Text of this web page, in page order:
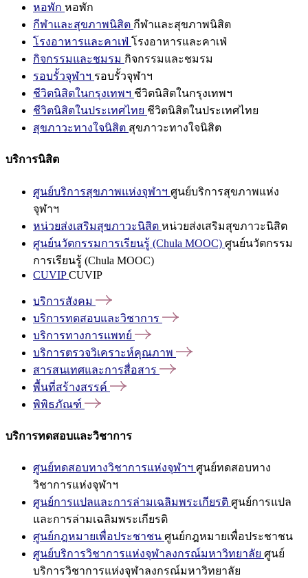
หอพัก หอพัก
กีฬาและสุขภาพนิสิต กีฬาและสุขภาพนิสิต
โรงอาหารและคาเฟ่ โรงอาหารและคาเฟ่
กิจกรรมและชมรม กิจกรรมและชมรม
รอบรั้วจุฬาฯ รอบรั้วจุฬาฯ
ชีวิตนิสิตในกรุงเทพฯ ชีวิตนิสิตในกรุงเทพฯ
ชีวิตนิสิตในประเทศไทย ชีวิตนิสิตในประเทศไทย
สุขภาวะทางใจนิสิต สุขภาวะทางใจนิสิต
บริการนิสิต
ศูนย์บริการสุขภาพแห่งจุฬาฯ ศูนย์บริการสุขภาพแห่ง
จุฬาฯ
หน่วยส่งเสริมสุขภาวะนิสิต หน่วยส่งเสริมสุขภาวะนิสิต
ศูนย์นวัตกรรมการเรียนรู้ (Chula MOOC) ศูนย์นวัตกรรม
การเรียนรู้ (Chula MOOC)
CUVIPCUVIP
บริการสังคม
บริการทดสอบและวิชาการ
บริการทางการแพทย์
บริการตรวจวิเคราะห์คุณภาพ
สารสนเทศและการสื่อสาร
พื้นที่สร้างสรรค์
พิพิธภัณฑ์
บริการทดสอบและวิชาการ
ศูนย์ทดสอบทางวิชาการแห่งจุฬาฯ ศูนย์ทดสอบทาง
วิชาการแห่งจุฬาฯ
ศูนย์การแปลและการล่ามเฉลิมพระเกียรติ ศูนย์การแปล
และการล่ามเฉลิมพระเกียรติ
ศูนย์กฎหมายเพื่อประชาชน ศูนย์กฎหมายเพื่อประชาชน
ศูนย์บริการวิชาการแห่งจุฬาลงกรณ์มหาวิทยาลัย ศูนย์
บริการวิชาการแห่งจุฬาลงกรณ์มหาวิทยาลัย